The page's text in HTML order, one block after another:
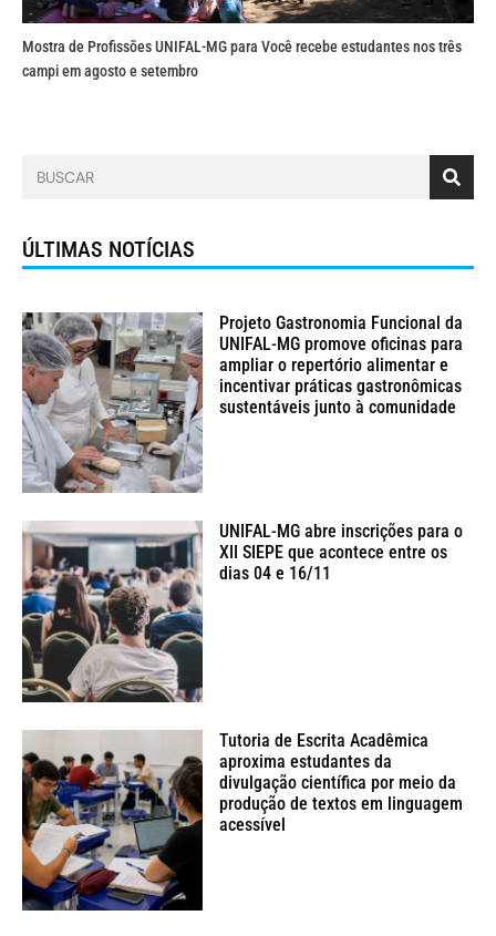
Mostra de Profissões UNIFAL-MG para Você recebe estudantes nos três
campi em agosto e setembro
ÚLTIMAS NOTÍCIAS
Projeto Gastronomia Funcional da
UNIFAL-MG promove oficinas para
ampliar o repertório alimentar e
incentivar práticas gastronômicas
sustentáveis junto à comunidade
UNIFAL-MG abre inscrições para o
XII SIEPE que acontece entre os
dias 04 e 16/11
Tutoria de Escrita Acadêmica
aproxima estudantes da
divulgação científica por meio da
produção de textos em linguagem
acessível